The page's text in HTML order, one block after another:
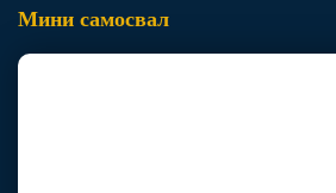
Мини самосвал